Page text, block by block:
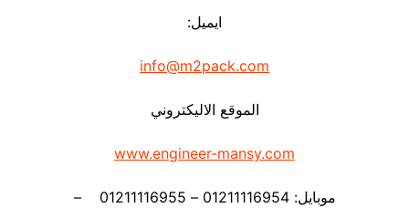
ايميل:
info@m2pack.com
الموقع الاليكتروني
www.engineer-mansy.com
موبايل: 01211116954 – 01211116955 –